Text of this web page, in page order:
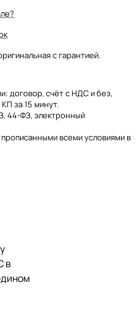
с гарантией.
договор, счёт с НДС и без,
за 15 минут.
44-ФЗ, электронный
всеми условиями в
в